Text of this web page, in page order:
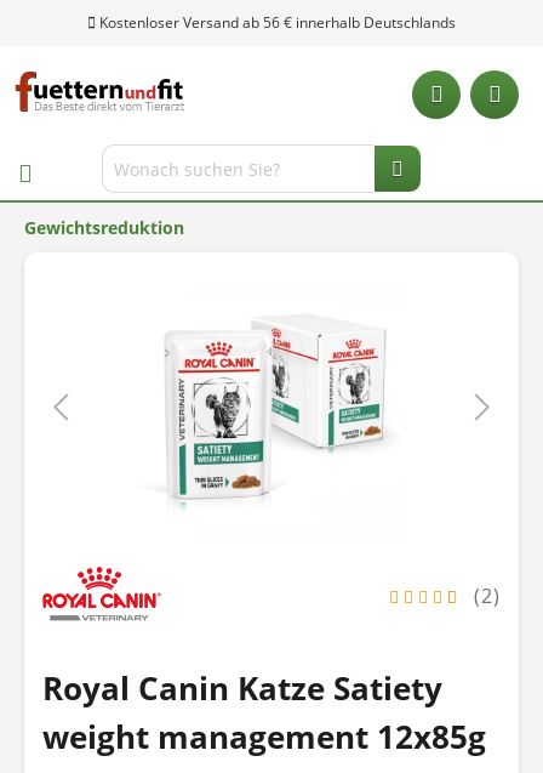
Kostenloser Versand ab 56 € innerhalb Deutschlands
Gewichtsreduktion
(2)
Royal Canin Katze Satiety
weight management 12x85g